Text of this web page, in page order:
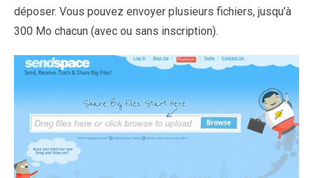
déposer. Vous pouvez envoyer plusieurs fichiers, jusqu’à
300 Mo chacun (avec ou sans inscription).